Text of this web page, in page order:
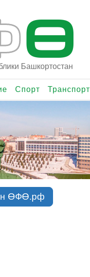
Ө
Башкортостан
Спорт Транспорт
ӨФӨ.рф